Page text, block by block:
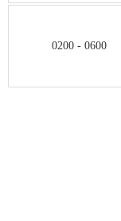
0200 - 0600